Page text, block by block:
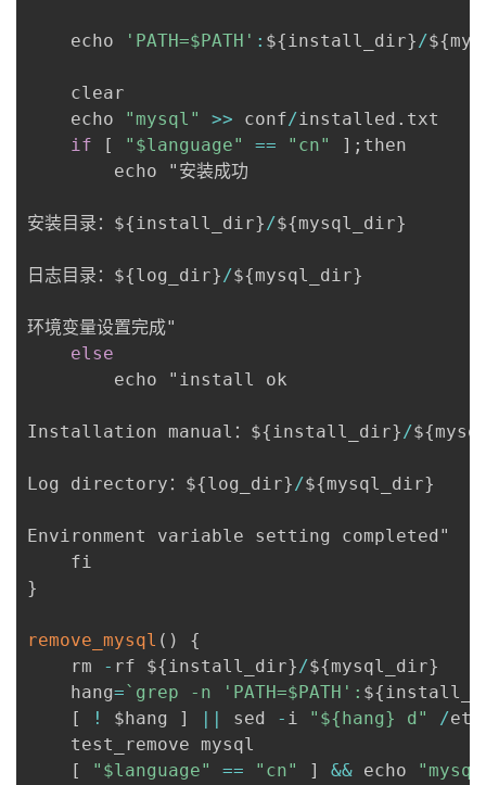
支
持
声
建
议
    echo
'PATH=$PATH' : ${install_dir}/${
    clear
	echo
"mysql" >> conf/installed . txt
if
[ "$language" == "cn" ] ; then
安装目录：${install_dir}/${mysql_dir}
日志目录：${log_dir}/${mysql_dir}
环境变量设置完成"
else
Installation manual：${install_dir}/${
Log directory：${log_dir}/${mysql_dir}
Environment variable setting completed"
}
remove_mysql ( )
{
	rm
- rf ${install_dir}/${mysql_dir}
	hang
=` grep -n 'PATH=$PATH': ${
[
! $hang ] || sed - i "${hang} d" /etc
[
"$language" == "cn" ] && echo
"mysql